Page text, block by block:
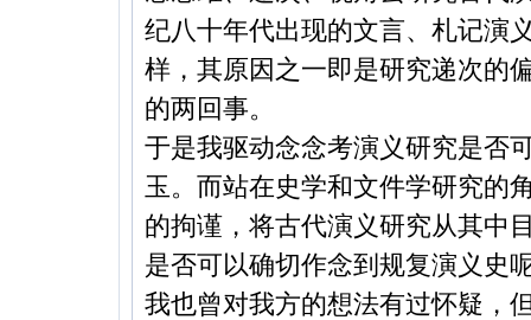
纪八十年代出现的文言、札记演
样，其原因之一即是研究递次的
的两回事。
于是我驱动念念考演义研究是否
玉。而站在史学和文件学研究的
的拘谨，将古代演义研究从其中
是否可以确切作念到规复演义史
我也曾对我方的想法有过怀疑，